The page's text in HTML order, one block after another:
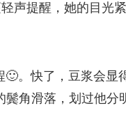
声提醒，她的目光
。快了，豆浆会
角滑落，划过他